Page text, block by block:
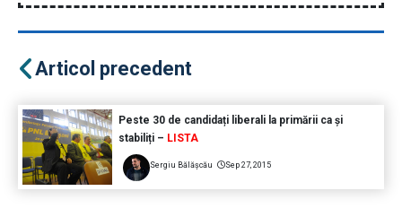
Articol precedent
Peste 30 de candidați liberali la primării ca și
stabiliți – LISTA
Sergiu Bălășcău Sep 27, 2015